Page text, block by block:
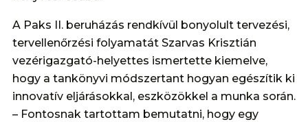
A Paks II. beruházás rendkívül bonyolult tervezési,
tervellenőrzési folyamatát Szarvas Krisztián
vezérigazgató-helyettes ismertette kiemelve,
hogy a tankönyvi módszertant hogyan egészítik ki
innovatív eljárásokkal, eszközökkel a munka során.
– Fontosnak tartottam bemutatni, hogy egy